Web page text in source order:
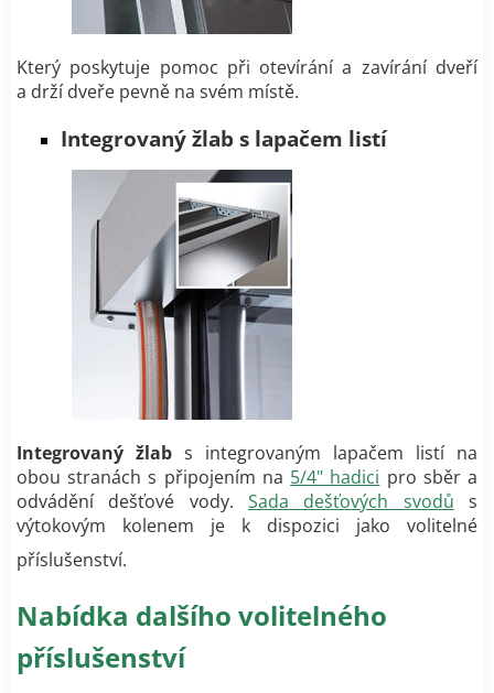
Který poskytuje pomoc při otevírání a zavírání dveří
a drží dveře pevně na svém místě.
Integrovaný žlab s lapačem listí
Integrovaný žlab s integrovaným lapačem listí na
obou stranách s připojením na 5/4" hadici pro sběr a
odvádění dešťové vody. Sada dešťových svodů s
výtokovým kolenem je k dispozici jako volitelné
příslušenství.
Nabídka dalšího volitelného
příslušenství